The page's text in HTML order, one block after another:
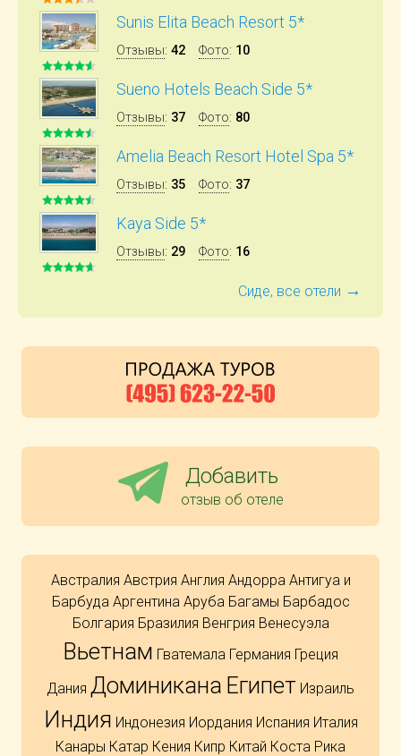
Sunis Elita Beach Resort 5*
Отзывы: 42 Фото: 10
Sueno Hotels Beach Side 5*
Отзывы: 37 Фото: 80
Amelia Beach Resort Hotel Spa 5*
Отзывы: 35 Фото: 37
Kaya Side 5*
Отзывы: 29 Фото: 16
Сиде, все отели →
Добавить
отзыв об отеле
Австралия Австрия Англия Андорра Антигуа и
Барбуда Аргентина Аруба Багамы Барбадос
Болгария Бразилия Венгрия Венесуэла
Вьетнам Гватемала Германия Греция
Дания Доминикана Египет Израиль
Индия Индонезия Иордания Испания Италия
Канары Катар Кения Кипр Китай Коста Рика